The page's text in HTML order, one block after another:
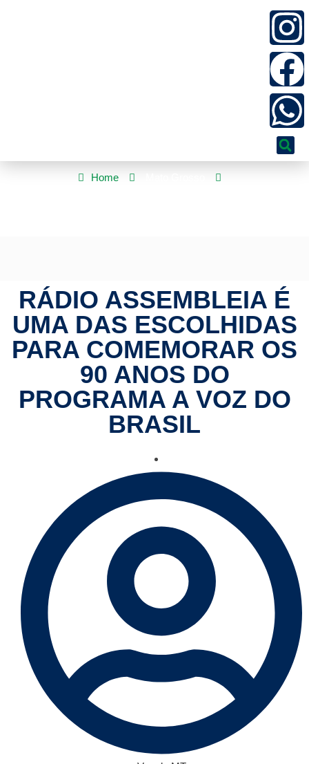
Home
RÁDIO ASSEMBLEIA É
UMA DAS ESCOLHIDAS
PARA COMEMORAR OS
90 ANOS DO
PROGRAMA A VOZ DO
BRASIL